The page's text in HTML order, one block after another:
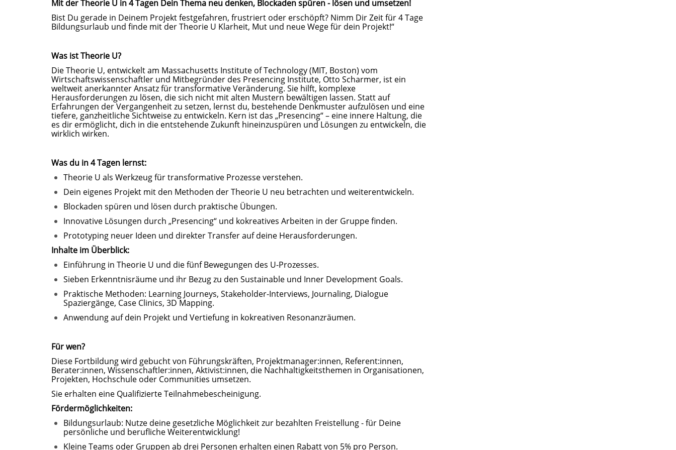
Mit der Theorie U in 4 Tagen Dein Thema neu denken, Blockaden spüren - lösen und umsetzen!
Bist Du gerade in Deinem Projekt festgefahren, frustriert oder erschöpft? Nimm Dir Zeit für 4 Tage
Bildungsurlaub und finde mit der Theorie U Klarheit, Mut und neue Wege für dein Projekt!“
Was ist Theorie U?
Die Theorie U, entwickelt am Massachusetts Institute of Technology (MIT, Boston) vom
Wirtschaftswissenschaftler und Mitbegründer des Presencing Institute, Otto Scharmer, ist ein
weltweit anerkannter Ansatz für transformative Veränderung. Sie hilft, komplexe
Herausforderungen zu lösen, die sich nicht mit alten Mustern bewältigen lassen. Statt auf
Erfahrungen der Vergangenheit zu setzen, lernst du, bestehende Denkmuster aufzulösen und eine
tiefere, ganzheitliche Sichtweise zu entwickeln. Kern ist das „Presencing“ – eine innere Haltung, die
es dir ermöglicht, dich in die entstehende Zukunft hineinzuspüren und Lösungen zu entwickeln, die
wirklich wirken.
Was du in 4 Tagen lernst:
Theorie U als Werkzeug für transformative Prozesse verstehen.
Dein eigenes Projekt mit den Methoden der Theorie U neu betrachten und weiterentwickeln.
Blockaden spüren und lösen durch praktische Übungen.
Innovative Lösungen durch „Presencing“ und kokreatives Arbeiten in der Gruppe finden.
Prototyping neuer Ideen und direkter Transfer auf deine Herausforderungen.
Inhalte im Überblick:
Einführung in Theorie U und die fünf Bewegungen des U-Prozesses.
Sieben Erkenntnisräume und ihr Bezug zu den Sustainable und Inner Development Goals.
Praktische Methoden: Learning Journeys, Stakeholder-Interviews, Journaling, Dialogue
Spaziergänge, Case Clinics, 3D Mapping.
Anwendung auf dein Projekt und Vertiefung in kokreativen Resonanzräumen.
Für wen?
Diese Fortbildung wird gebucht von Führungskräften, Projektmanager:innen, Referent:innen,
Berater:innen, Wissenschaftler:innen, Aktivist:innen, die Nachhaltigkeitsthemen in Organisationen,
Projekten, Hochschule oder Communities umsetzen.
Sie erhalten eine Qualifizierte Teilnahmebescheinigung.
Fördermöglichkeiten:
Bildungsurlaub: Nutze deine gesetzliche Möglichkeit zur bezahlten Freistellung - für Deine
persönliche und berufliche Weiterentwicklung!
Kleine Teams oder Gruppen ab drei Personen erhalten einen Rabatt von 5% pro Person.